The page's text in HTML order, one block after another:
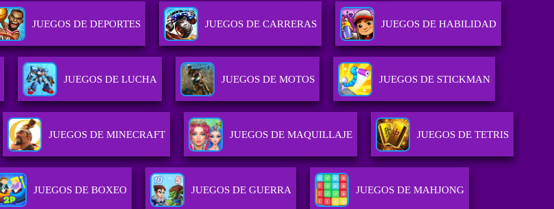
JUEGOS DE DEPORTES JUEGOS DE CARRERAS JUEGOS DE HABILIDAD
JUEGOS DE LUCHA JUEGOS DE MOTOS JUEGOS DE STICKMAN
JUEGOS DE MINECRAFT JUEGOS DE MAQUILLAJE JUEGOS DE TETRIS
JUEGOS DE BOXEO JUEGOS DE GUERRA JUEGOS DE MAHJONG